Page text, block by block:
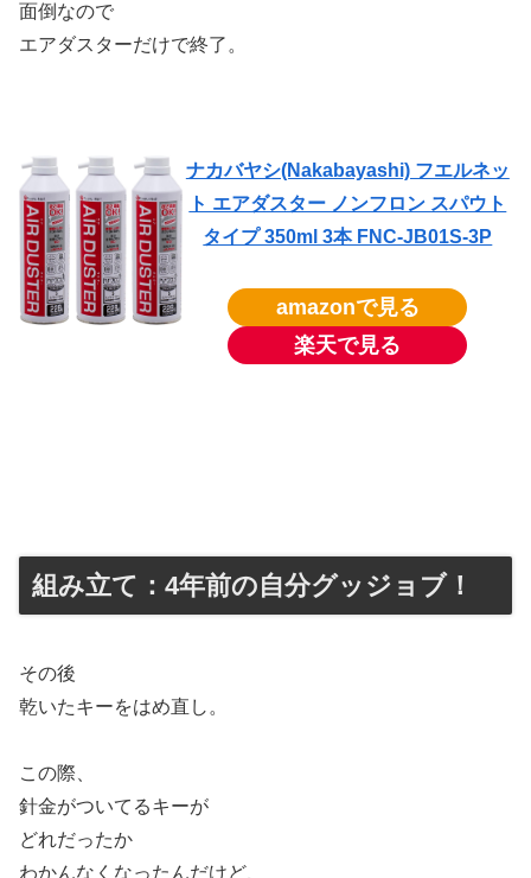
面倒なので
エアダスターだけで終了。
ナカバヤシ(Nakabayashi) フエルネッ
ト エアダスター ノンフロン スパウト
タイプ 350ml 3本 FNC-JB01S-3P
amazonで見る
楽天で見る
組み立て：4年前の自分グッジョブ！
その後
乾いたキーをはめ直し。
この際、
針金がついてるキーが
どれだったか
わかんなくなったんだけど、